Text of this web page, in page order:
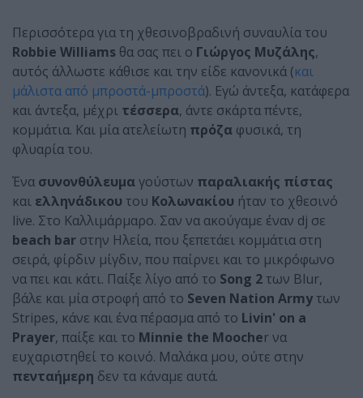
Περισσότερα για τη χθεσινοβραδινή συναυλία του
Robbie Williams θα σας πει ο Γιώργος Μυζάλης,
αυτός άλλωστε κάθισε και την είδε κανονικά (και
μάλιστα από μπροστά-μπροστά). Εγώ άντεξα, κατάφερα
και άντεξα, μέχρι τέσσερα, άντε σκάρτα πέντε,
κομμάτια. Και μία ατελείωτη πρόζα φυσικά, τη
φλυαρία του.
Ένα συνονθύλευμαγούστων παραλιακής πίστας
και ελληνάδικου του Κολωνακίου ήταν το χθεσινό
live. Στο Καλλιμάρμαρο. Σαν να ακούγαμε έναν dj σε
beach bar στην Ηλεία, που ξεπετάει κομμάτια στη
σειρά, φίρδιν μίγδιν, που παίρνει και το μικρόφωνο
να πει και κάτι. Παίξε λίγο από το Song 2 των Blur,
βάλε και μία στροφή από το Seven Nation Army των
Stripes, κάνε και ένα πέρασμα από το Livin' on a
Prayer, παίξε και το Minnie the Moocher να
ευχαριστηθεί το κοινό. Μαλάκα μου, ούτε στην
πενταήμερη δεν τα κάναμε αυτά.